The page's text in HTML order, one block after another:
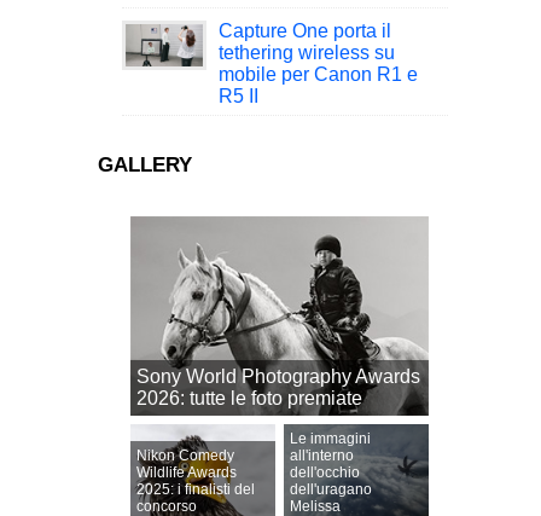
Capture One porta il
tethering wireless su
mobile per Canon R1 e
R5 II
GALLERY
Sony World Photography Awards
2026: tutte le foto premiate
Nikon Comedy
Wildlife Awards
2025: i finalisti del
concorso
Le immagini
all'interno
dell'occhio
dell'uragano
Melissa